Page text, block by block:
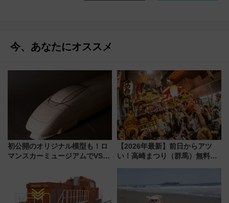
今、あなたにオススメ
初公開のオリジナル模型も！ロ
マンスカーミュージアムでVSE
【2026年最新】前日からアツ
い！高崎まつり（群馬）無料観